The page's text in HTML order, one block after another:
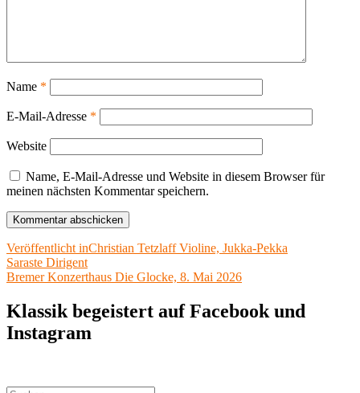
Name *
E-Mail-Adresse *
Website
Name, E-Mail-Adresse und Website in diesem Browser für
meinen nächsten Kommentar speichern.
Beitragsnavigation
Veröffentlicht inChristian Tetzlaff Violine, Jukka-Pekka
Saraste Dirigent
Bremer Konzerthaus Die Glocke, 8. Mai 2026
Klassik begeistert auf Facebook und
Instagram